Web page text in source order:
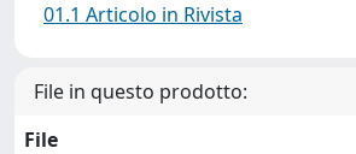
01.1 Articolo in Rivista
File in questo prodotto:
File